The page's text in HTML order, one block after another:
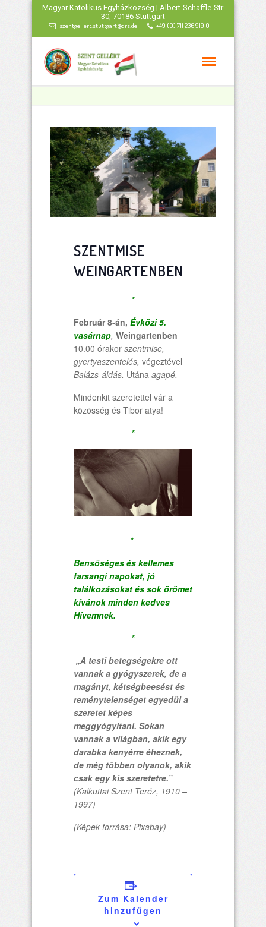
Magyar Katolikus Egyházközség | Albert-Schäffle-Str.
30, 70186 Stuttgart
szentgellert.stuttgart@drs.de +49 (0) 711 236 919 0
SZENTMISE
WEINGARTENBEN
*
Február 8-án, Évközi 5.
vasárnap, Weingartenben
10.00 órakor szentmise,
gyertyaszentelés, végeztével
Balázs-áldás. Utána agapé.
Mindenkit szeretettel vár a
közösség és Tibor atya!
*
*
Bensőséges és kellemes
farsangi napokat, jó
találkozásokat és sok örömet
kívánok minden kedves
Hívemnek.
*
„A testi betegségekre ott
vannak a gyógyszerek, de a
magányt, kétségbeesést és
reménytelenséget egyedül a
szeretet képes
meggyógyítani. Sokan
vannak a világban, akik egy
darabka kenyérre éheznek,
de még többen olyanok, akik
csak egy kis szeretetre.”
(Kalkuttai Szent Teréz, 1910 –
1997)
(Képek forrása: Pixabay)
Zum Kalender
hinzufügen